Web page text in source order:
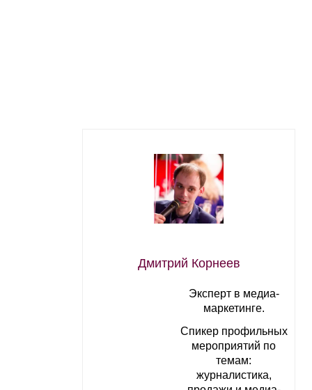
Дмитрий Корнеев
Эксперт в медиа-
маркетинге.
Спикер профильных
мероприятий по
темам:
журналистика,